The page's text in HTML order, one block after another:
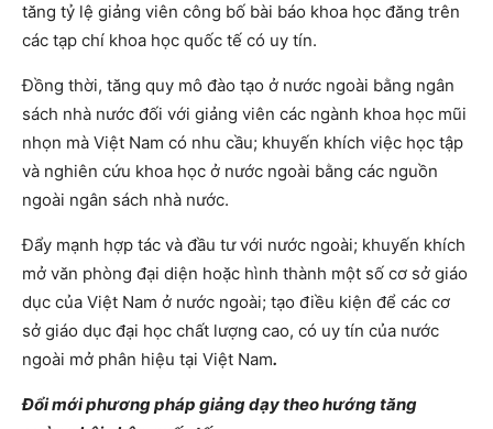
tăng tỷ lệ giảng viên công bố bài báo khoa học đăng trên
các tạp chí khoa học quốc tế có uy tín.
Đồng thời, tăng quy mô đào tạo ở nước ngoài bằng ngân
sách nhà nước đối với giảng viên các ngành khoa học mũi
nhọn mà Việt Nam có nhu cầu; khuyến khích việc học tập
và nghiên cứu khoa học ở nước ngoài bằng các nguồn
ngoài ngân sách nhà nước.
Đẩy mạnh hợp tác và đầu tư với nước ngoài; khuyến khích
mở văn phòng đại diện hoặc hình thành một số cơ sở giáo
dục của Việt Nam ở nước ngoài; tạo điều kiện để các cơ
sở giáo dục đại học chất lượng cao, có uy tín của nước
ngoài mở phân hiệu tại Việt Nam.
Đổi mới phương pháp giảng dạy theo hướng tăng